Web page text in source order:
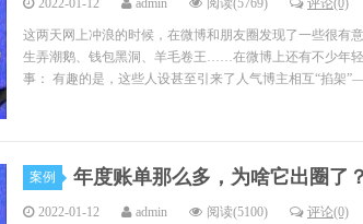
2022-01-12 admin 阅读(5769) 评论(0)
这两天网上冲浪的时候，在微博和朋友圈发现了一些很有
生弄潮鹅、钱包黑洞、羊毛卷王……在微博上还有不少年
事： 有趣的是，这些人设甚至引来了人气博主相互“掐架
案例 年度账单那么多，为啥它出圈了？
2022-01-12 admin 阅读(5100) 评论(0)